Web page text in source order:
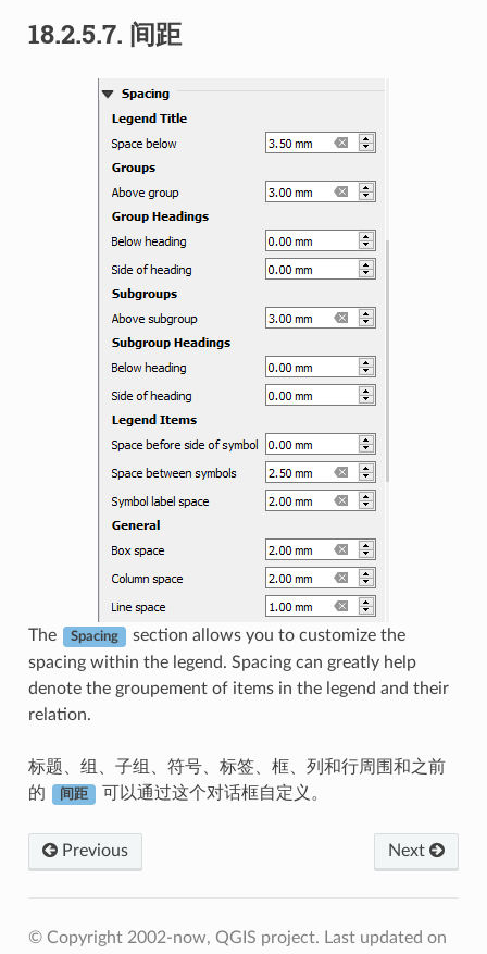
18.2.5.7. 间距
The Spacing
section allows you to customize the
spacing within the legend. Spacing can greatly help
denote the groupement of items in the legend and their
relation.
标题、组、子组、符号、标签、框、列和行周围和之前
的
间距 可以通过这个对话框自定义。
Previous Next
© Copyright 2002-now, QGIS project. Last updated on